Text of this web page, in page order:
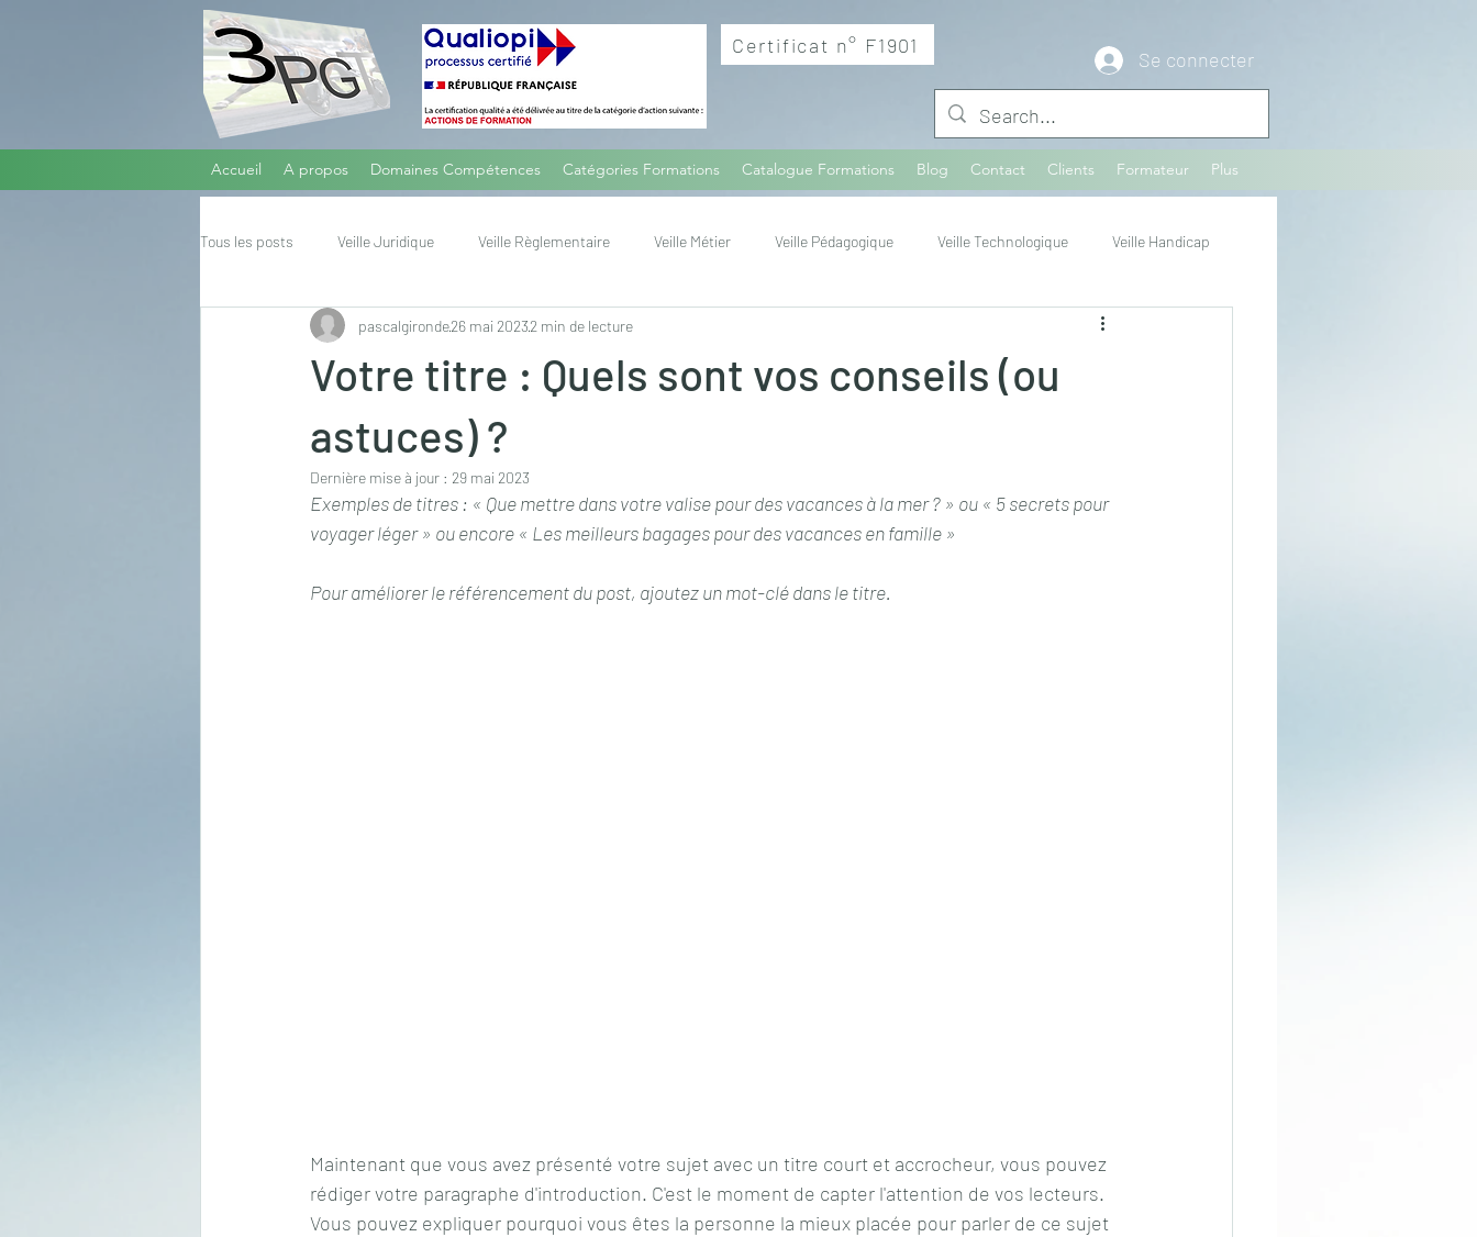
Certificat n° F1901
Se connecter
Accueil A propos Domaines Compétences Catégories Formations Catalogue Formations Blog Contact Clients Formateur Plus
Tous les posts Veille Juridique Veille Règlementaire Veille Métier Veille Pédagogique Veille Technologique Veille Handicap
Autres Sujets
Votre titre : Quels sont vos conseils (ou
astuces) ?
pascalgironde26 mai 20232 min de lecture
Dernière mise à jour : 29 mai 2023
Exemples de titres : « Que mettre dans votre valise pour des vacances à la mer ? » ou « 5 secrets pour
voyager léger » ou encore « Les meilleurs bagages pour des vacances en famille »
Pour améliorer le référencement du post, ajoutez un mot-clé dans le titre.
Maintenant que vous avez présenté votre sujet avec un titre court et accrocheur, vous pouvez
rédiger votre paragraphe d'introduction. C'est le moment de capter l'attention de vos lecteurs.
Vous pouvez expliquer pourquoi vous êtes la personne la mieux placée pour parler de ce sujet